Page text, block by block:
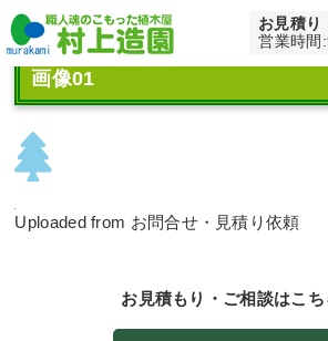
お見積り
営業時間
Home > 画像01
画像01
Uploaded from お問合せ・見積り依頼
お見積もり・ご相談はこち